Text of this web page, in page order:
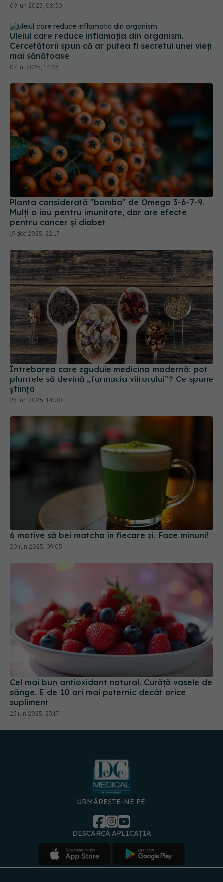
09 iun 2025, 08:30
Uleiul care reduce inflamația din organism.
Cercetătorii spun că ar putea fi secretul unei vieți
mai sănătoase
07 iul 2025, 14:23
Planta considerată "bomba" de Omega 3-6-7-9.
Mulți o iau pentru imunitate, dar are efecte
pentru cancer și diabet
19 dec 2025, 22:17
Întrebarea care zguduie medicina modernă: pot
plantele să devină „farmacia viitorului”? Ce spune
știința
25 iun 2026, 14:00
6 motive să bei matcha în fiecare zi. Face minuni!
20 iun 2025, 09:05
Cel mai bun antioxidant natural. Curăță vasele de
sânge. E de 10 ori mai puternic decât orice
supliment
23 iun 2025, 23:17
URMĂREȘTE-NE PE:
DESCARCĂ APLICAȚIA